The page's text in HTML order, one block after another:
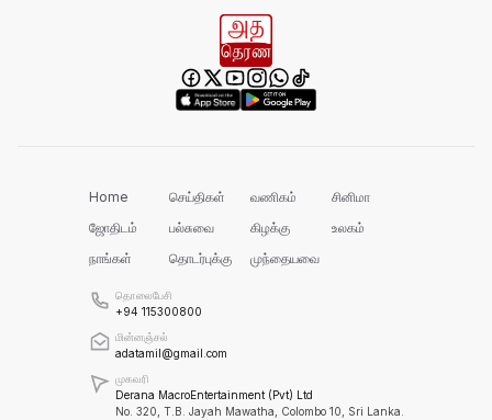
வனஜீவராசிகள் அதிகாரிகளால் மீட்பு!
வேண்டும்!
ரவிகரன் கோரிக்கை!
Home செய்திகள் வணிகம்
சினிமா
ஜோதிடம்
பல்சுவை கிழக்கு
உலகம்
நாங்கள்
தொடர்புக்கு முந்தையவை
தொலைபேசி
+94 115300800
மின்னஞ்சல்
adatamil@gmail.com
முகவரி
Derana MacroEntertainment (Pvt) Ltd
No. 320, T.B. Jayah Mawatha, Colombo 10, Sri Lanka.